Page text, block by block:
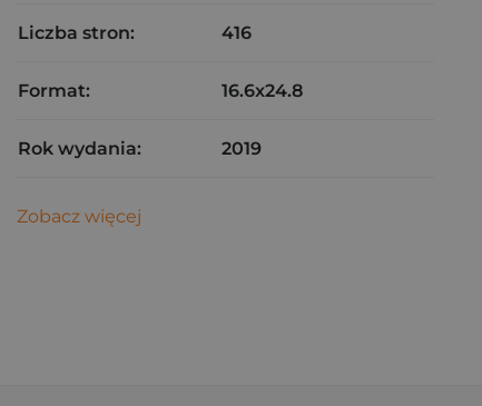
Liczba stron: 416
Format: 16.6x24.8
Rok wydania: 2019
Zobacz więcej